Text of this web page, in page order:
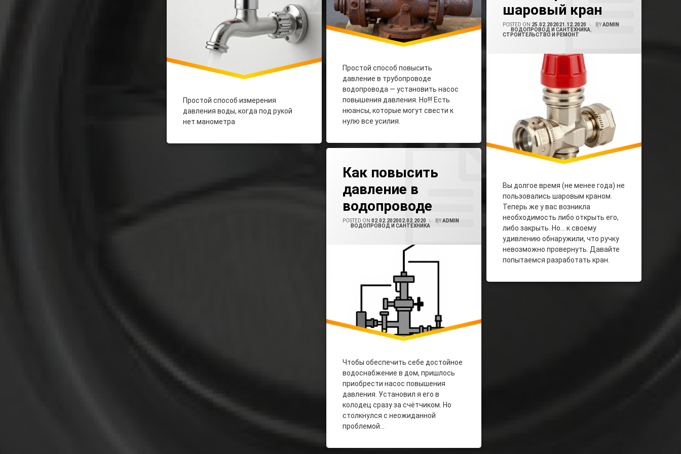
Простой способ повысить
давление в трубопроводе
водопровода — установить насос
повышения давления. Но!!! Есть
нюансы, которые могут свести к
нулю все усилия.
Простой способ измерения
давления воды, когда под рукой
нет манометра
шаровый кран
POSTED ON 25.02.202021.12.2020 BYADMIN
CATEGORIES:
ВОДОПРОВОД И САНТЕХНИКА,
СТРОИТЕЛЬСТВО И РЕМОНТ
Вы долгое время (не менее года) не
пользовались шаровым краном.
Теперь же у вас возникла
необходимость либо открыть его,
либо закрыть. Но… к своему
удивлению обнаружили, что ручку
невозможно провернуть. Давайте
попытаемся разработать кран.
Заклинило Кран
Закрыть Шаровый Кран
Открыть Шаровый Кран
Как повысить
давление в
водопроводе
POSTED ON 02.02.202002.02.2020 BYADMIN
CATEGORIES:
ВОДОПРОВОД И САНТЕХНИКА
Чтобы обеспечить себе достойное
водоснабжение в дом, пришлось
приобрести насос повышения
давления. Установил я его в
колодец сразу за счётчиком. Но
столкнулся с неожиданной
проблемой…
Насос Повышающий Давление
К Записи Как Повысить Давление В Водопроводе